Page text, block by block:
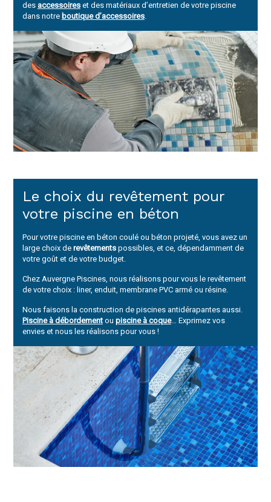
des accessoireset des matériaux d’entretien de votre piscine
dans notre boutique d’accessoires.
Le choix du revêtement pour
votre piscine en béton
Pour votre piscine en béton coulé ou béton projeté, vous avez un
large choix de revêtementspossibles, et ce, dépendamment de
votre goût et de votre budget.
Chez Auvergne Piscines, nous réalisons pour vous le revêtement
de votre choix : liner, enduit, membrane PVC armé ou résine.
Nous faisons la construction de piscines antidérapantes aussi.
Piscine à débordementou piscine à coque… Exprimez vos
envies et nous les réalisons pour vous !